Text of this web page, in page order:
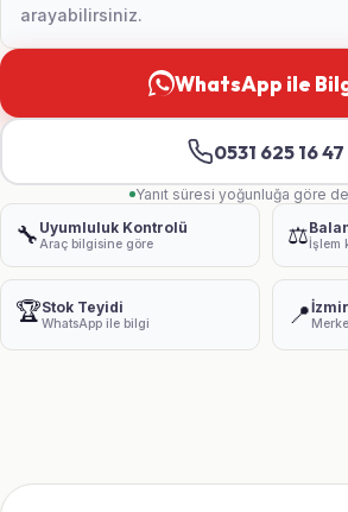
arayabilirsiniz.
WhatsApp ile
0531 625 16 47
Yanıt süresi yoğunluğa göre
🔧 Uyumluluk Kontrolü
Araç bilgisine göre ⚖️İşlem
🏆Stok Teyidi
WhatsApp ile bilgi 📍